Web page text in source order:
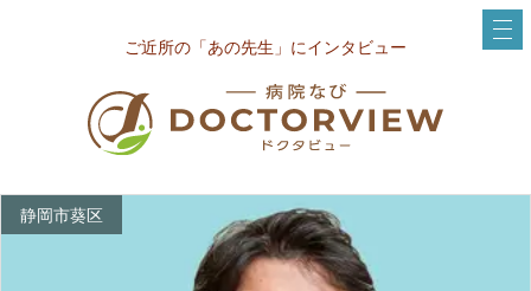
ご近所の「あの先生」にインタビュー
静岡市葵区